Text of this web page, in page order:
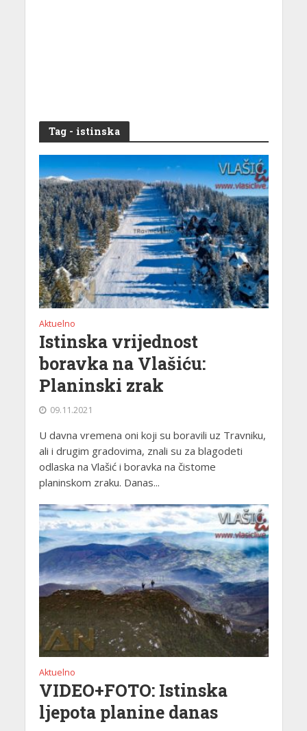
Tag - istinska
Aktuelno
Istinska vrijednost
boravka na Vlašiću:
Planinski zrak
09.11.2021
U davna vremena oni koji su boravili uz Travniku,
ali i drugim gradovima, znali su za blagodeti
odlaska na Vlašić i boravka na čistome
planinskom zraku. Danas...
Aktuelno
VIDEO+FOTO: Istinska
ljepota planine danas